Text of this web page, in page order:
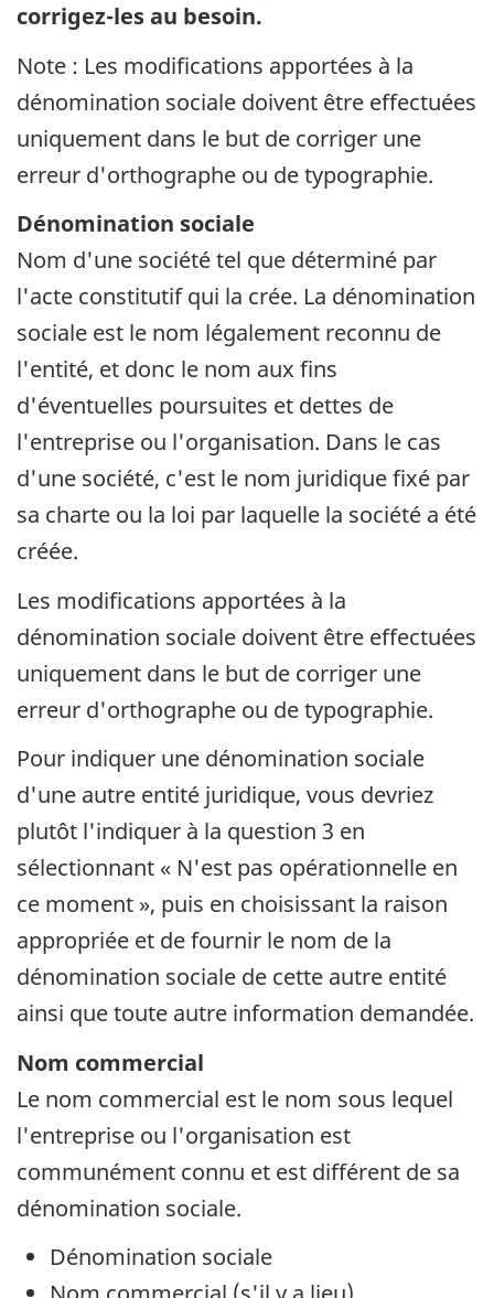
corrigez-les au besoin.
Note : Les modifications apportées à la
dénomination sociale doivent être effectuées
uniquement dans le but de corriger une
erreur d'orthographe ou de typographie.
Dénomination sociale
Nom d'une société tel que déterminé par
l'acte constitutif qui la crée. La dénomination
sociale est le nom légalement reconnu de
l'entité, et donc le nom aux fins
d'éventuelles poursuites et dettes de
l'entreprise ou l'organisation. Dans le cas
d'une société, c'est le nom juridique fixé par
sa charte ou la loi par laquelle la société a été
créée.
Les modifications apportées à la
dénomination sociale doivent être effectuées
uniquement dans le but de corriger une
erreur d'orthographe ou de typographie.
Pour indiquer une dénomination sociale
d'une autre entité juridique, vous devriez
plutôt l'indiquer à la question 3 en
sélectionnant « N'est pas opérationnelle en
ce moment », puis en choisissant la raison
appropriée et de fournir le nom de la
dénomination sociale de cette autre entité
ainsi que toute autre information demandée.
Nom commercial
Le nom commercial est le nom sous lequel
l'entreprise ou l'organisation est
communément connu et est différent de sa
dénomination sociale.
Dénomination sociale